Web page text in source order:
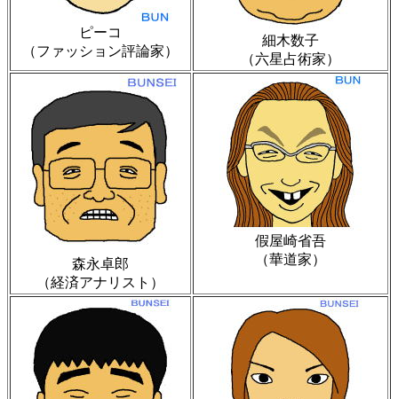
ピーコ
（ファッション評論家）
細木数子
（六星占術家）
森永卓郎
（経済アナリスト）
假屋崎省吾
（華道家）